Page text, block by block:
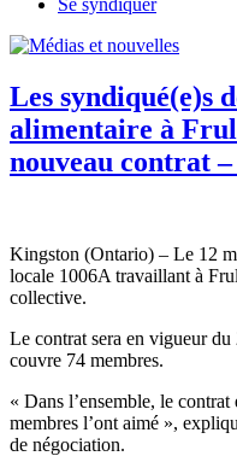
Les syndiqué(e)s
alimentaire à
nouveau contrat
Kingston (Ontario) – Le 12
locale 1006A travaillant à
collective.
Le contrat sera en vigueur
couvre 74 membres.
« Dans l’ensemble, le
membres l’ont aimé »,
de négociation.